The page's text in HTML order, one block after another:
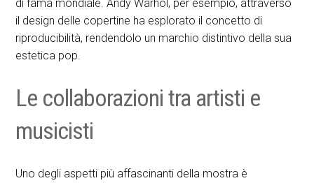
di fama mondiale. Andy Warhol, per esempio, attraverso
il design delle copertine ha esplorato il concetto di
riproducibilità, rendendolo un marchio distintivo della sua
estetica pop.
Le collaborazioni tra artisti e
musicisti
Uno degli aspetti più affascinanti della mostra è